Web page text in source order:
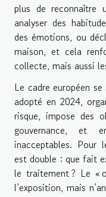
plus de reconnaître
analyser des
des émotions, ou
maison, et cela
collecte, mais aussi
Le cadre européen
adopté en 2024,
risque, impose des
gouvernance, et
inacceptables. Pour
est double : que fait
le traitement ? Le «
l’exposition, mais